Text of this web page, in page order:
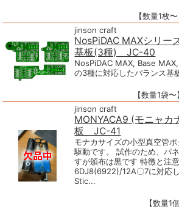
【数量1枚
jinson craft
NosPiDAC MAXシリー
基板(3種) JC-40
NosPiDAC MAX, Base
の3種に対応したバランス基
【数量1袋
jinson craft
MONYACA9 (モニャカ
板 JC-41
モナカサイズの小型真空管
駆動です。 試作のため、パ
すが頒布は黒です 特徴と注
6DJ8(6922)/12A〇7に対応し
Stic...
【数量1